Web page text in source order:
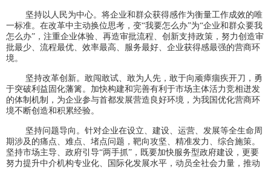
坚持以人民为中心。将企业和群众获得感作为衡量工作成效的唯
一标准。在改革中主动换位思考，变“我要怎么办”为“企业和群众要我
怎么办”，注重企业体验、再造审批流程、创新支持政策，努力创造审
批最少、流程最优、效率最高、服务最好、企业获得感最强的营商环
境。
坚持改革创新。敢闯敢试、敢为人先，敢于向顽瘴痼疾开刀，勇
于突破利益固化藩篱。加快构建和完善有利于市场主体活力竞相迸发
的体制机制，为企业参与首都发展营造良好环境，为我国优化营商环
境不断创造和积累经验。
坚持问题导向。针对企业在设立、建设、运营、发展等全生命周
期涉及的痛点、难点、堵点问题，靶向攻坚、精准发力、综合施策。
坚持市场主导、政府引导“两手抓”，既要加快服务型政府建设，更要
努力提升中介机构专业化、国际化发展水平，动员全社会力量，推动